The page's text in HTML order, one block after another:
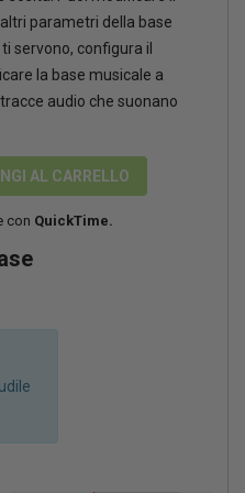
parametri della base
servono, configura il
la base musicale a
audio che suonano
AL CARRELLO
con QuickTime.